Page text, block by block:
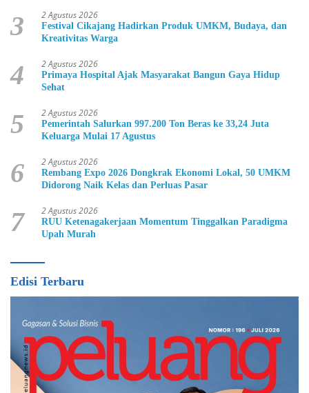
3 2 Agustus 2026
Festival Cikajang Hadirkan Produk UMKM, Budaya, dan
Kreativitas Warga
4 2 Agustus 2026
Primaya Hospital Ajak Masyarakat Bangun Gaya Hidup
Sehat
5 2 Agustus 2026
Pemerintah Salurkan 997.200 Ton Beras ke 33,24 Juta
Keluarga Mulai 17 Agustus
6 2 Agustus 2026
Rembang Expo 2026 Dongkrak Ekonomi Lokal, 50 UMKM
Didorong Naik Kelas dan Perluas Pasar
7 2 Agustus 2026
RUU Ketenagakerjaan Momentum Tinggalkan Paradigma
Upah Murah
Edisi Terbaru